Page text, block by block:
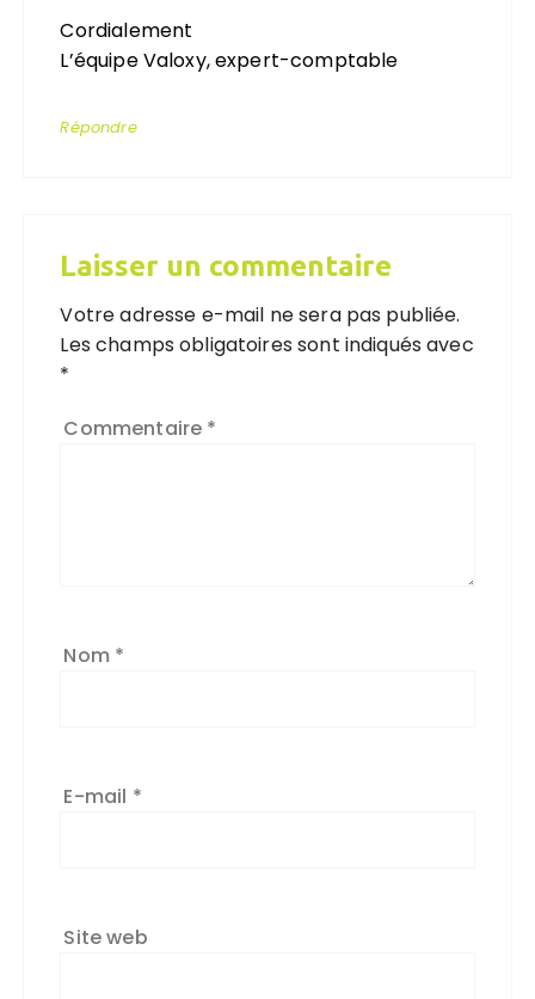
Cordialement
L’équipe Valoxy, expert-comptable
Répondre
Laisser un commentaire
Votre adresse e-mail ne sera pas publiée.
Les champs obligatoires sont indiqués avec
*
Commentaire *
Nom *
E-mail *
Site web